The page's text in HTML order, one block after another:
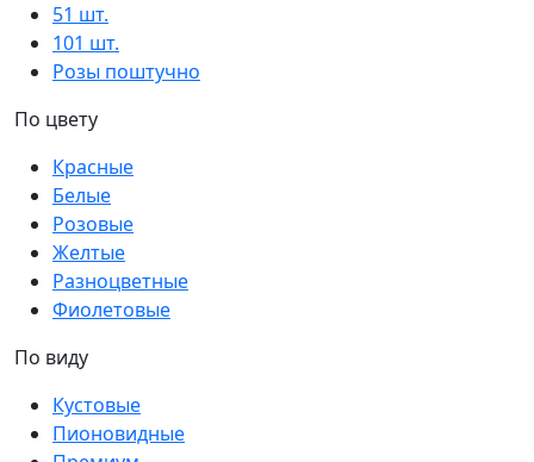
51 шт.
101 шт.
Розы поштучно
По цвету
Красные
Белые
Розовые
Желтые
Разноцветные
Фиолетовые
По виду
Кустовые
Пионовидные